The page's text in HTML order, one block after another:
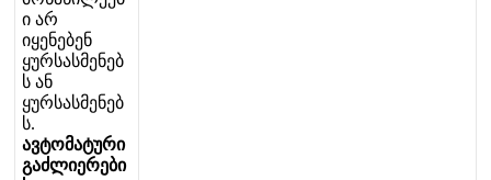
ი არ
იყენებენ
ყურსასმენებ
ს ან
ყურსასმენებ
ს.
ავტომატური
გაძლიერები